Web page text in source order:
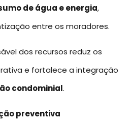
de água e energia,
entre os moradores.
dos recursos reduz os
e fortalece a integração
condominial.
preventiva